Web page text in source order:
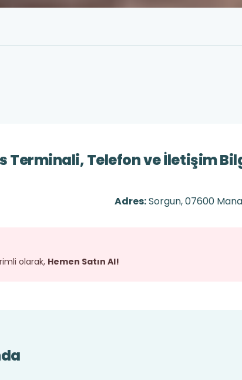
Terminali, Telefon ve İletişim
Adres:Sorgun, 07600
olarak, Hemen Satın Al!